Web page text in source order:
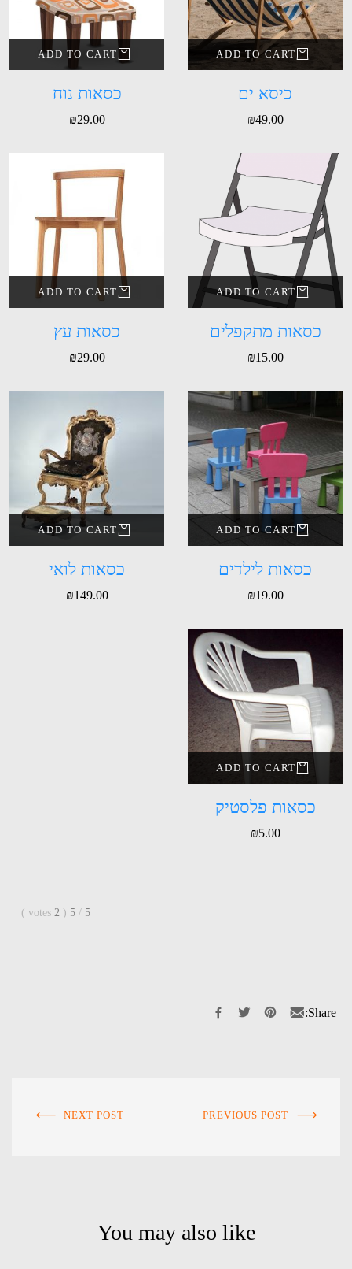
ADD TO CART
כיסא ים
₪49.00
ADD TO CART
כסאות נוח
₪29.00
ADD TO CART
כסאות מתקפלים
₪15.00
ADD TO CART
כסאות עץ
₪29.00
ADD TO CART
כסאות לילדים
₪19.00
ADD TO CART
כסאות לואי
₪149.00
ADD TO CART
כסאות פלסטיק
₪5.00
5
5
2
votes
)
Share:
PREVIOUS POST
NEXT POST
You may also like